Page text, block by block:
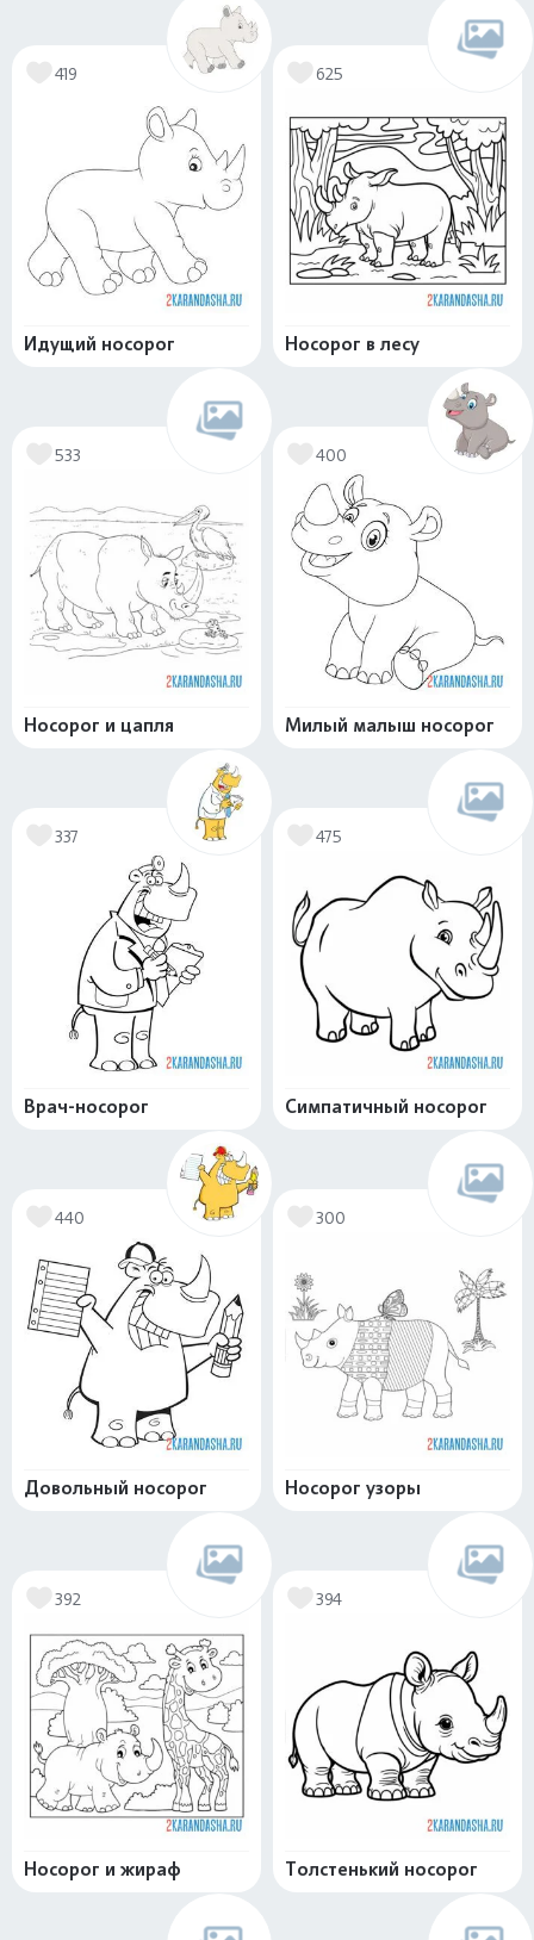
419
Идущий носорог
625
Носорог в лесу
533
Носорог и цапля
400
Милый малыш носорог
337
Врач-носорог
475
Симпатичный носорог
440
Довольный носорог
300
Носорог узоры
392
Носорог и жираф
394
Толстенький носорог